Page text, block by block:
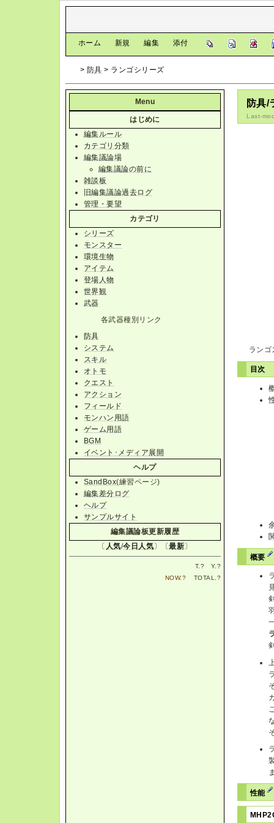
ホーム 新規 編集 添付
> 防具 > ランゴシリーズ
防具/
Last-
ラン
目次
概要
性能
Menu
はじめに
編集ルール
カテゴリ分類
編集議論場
編集議論の前に
雑談板
旧編集議論過去ログ
管理・要望
カテゴリ
シリーズ
モンスター
環境生物
アイテム
登場人物
世界観
武器
各武器種別リンク
防具
システム
スキル
オトモ
クエスト
アクション
フィールド
モンハン用語
ゲーム用語
BGM
イベント･メディア展開
ヘルプ
SandBox(練習ページ)
編集差分ログ
ヘルプ
サンプルサイト
編集議論板更新履歴
〔 人気/今日人気〕〔最新〕
T. ? Y. ?
NOW.? TOTAL. ?